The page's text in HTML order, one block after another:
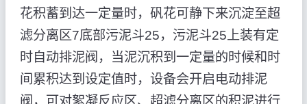
花积蓄到达一定量时，矾花可静下来沉淀至超
滤分离区7底部污泥斗25，污泥斗25上装有定
时自动排泥阀，当泥沉积到一定量的时候和时
间累积达到设定值时，设备会开启电动排泥
阀，可对絮凝反应区、超滤分离区的积泥进行